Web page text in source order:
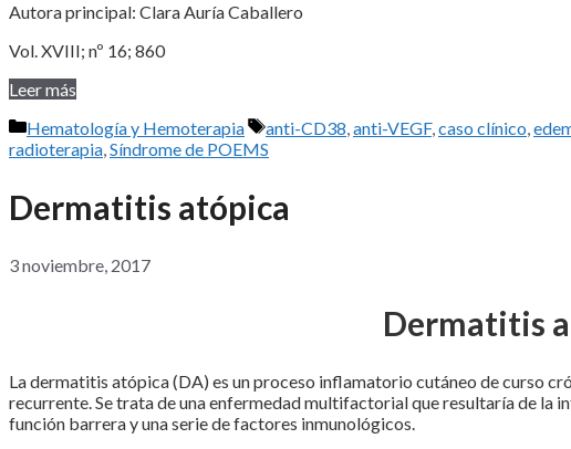
Autora principal: Clara Auría Caballero
Vol. XVIII; nº 16; 860
Leer más
Categorías
Hematología y Hemoterapia Etiquetas
anti-CD38,anti-VEGF,caso clínico,
radioterapia,Síndrome de POEMS
Dermatitis atópica
3 noviembre, 2017
Dermatitis
La dermatitis atópica (DA) es un proceso inflamatorio cutáneo de curso
recurrente. Se trata de una enfermedad multifactorial que resultaría de la
función barrera y una serie de factores inmunológicos.